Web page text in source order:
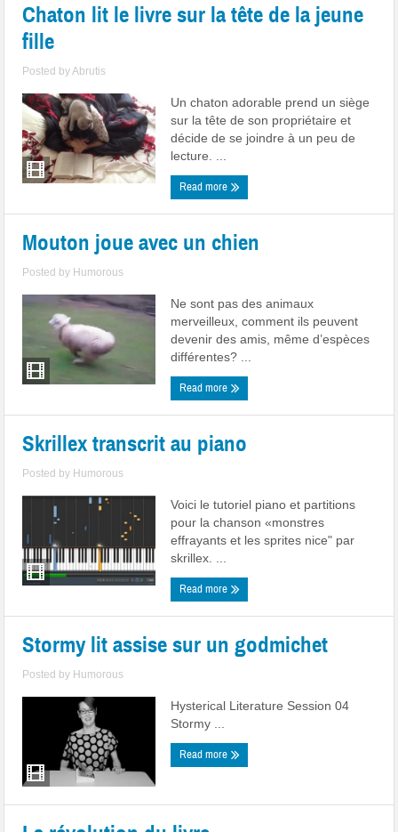
Chaton lit le livre sur la tête de la jeune
fille
Posted byAbrutis
Un chaton adorable prend un siège
sur la tête de son propriétaire et
décide de se joindre à un peu de
lecture. ...
Read more
Mouton joue avec un chien
Posted by Humorous
Ne sont pas des animaux
merveilleux, comment ils peuvent
devenir des amis, même d’espèces
différentes? ...
Read more
Skrillex transcrit au piano
Posted by Humorous
Voici le tutoriel piano et partitions
pour la chanson «monstres
effrayants et les sprites nice" par
skrillex. ...
Read more
Stormy lit assise sur un godmichet
Posted by Humorous
Hysterical Literature Session 04
Stormy ...
Read more